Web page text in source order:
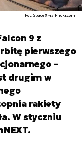
Fot. SpaceX via Flickr.com
9 z
pierwszego
–
drugim w
rakiety
W styczniu